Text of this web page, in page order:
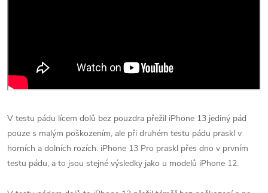
V testu pádu lícem dolů bez pouzdra přežil ‌iPhone 13‌ jediný pád
pouze s malým poškozením, ale při druhém testu pádu praskl v
horních a dolních rozích. iPhone 13 Pro praskl přes dno v prvním
testu pádu, a to jsou stejné výsledky jako u modelů iPhone 12‌.